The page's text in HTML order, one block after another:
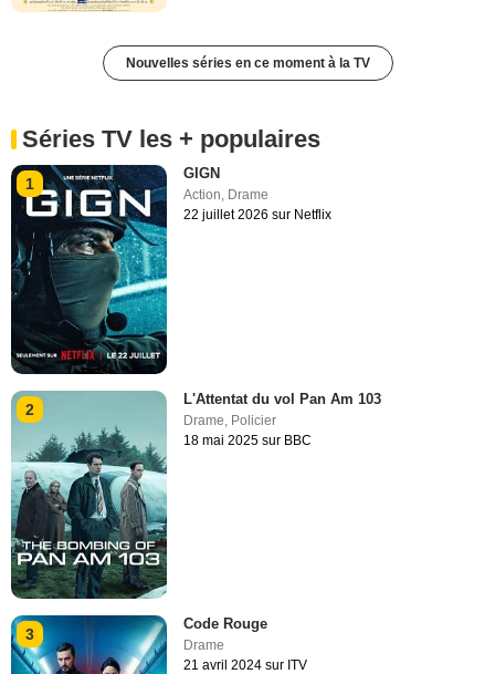
Nouvelles séries en ce moment à la TV
Séries TV les + populaires
1
GIGN
Action, Drame
22 juillet 2026 sur Netflix
2
L'Attentat du vol Pan Am 103
Drame Policier
18 mai 2025 sur BBC
3
Code Rouge
Drame
21 avril 2024 sur ITV